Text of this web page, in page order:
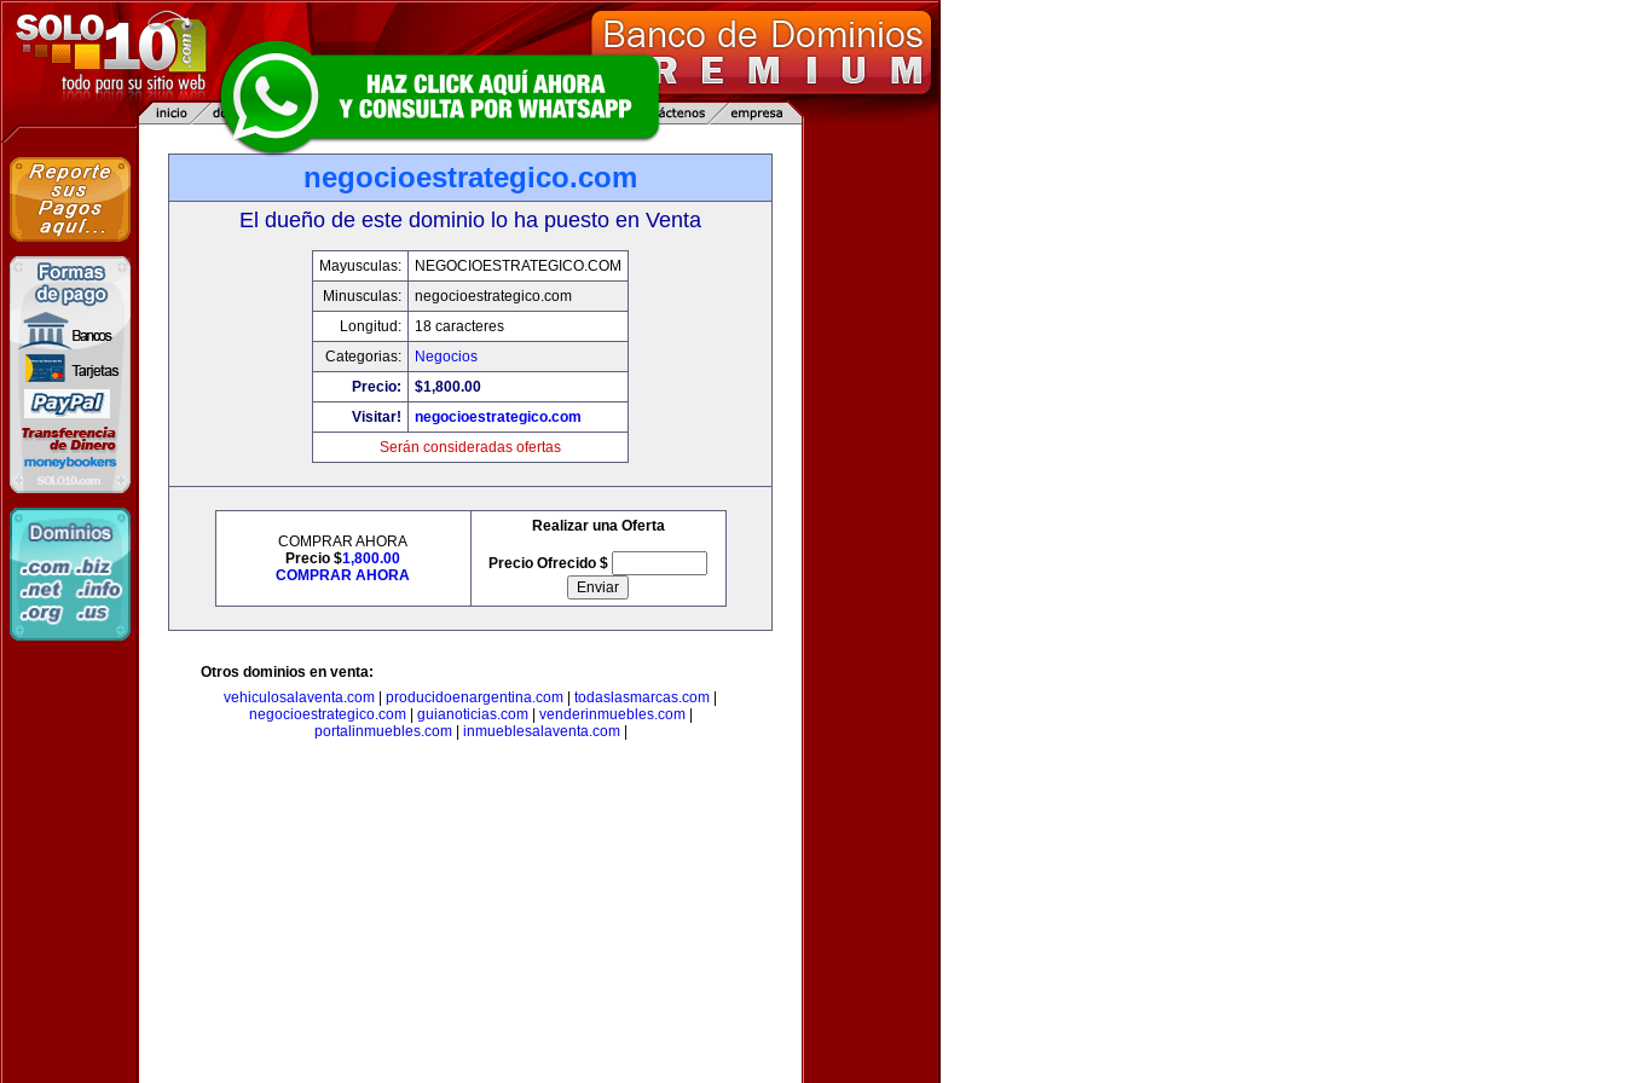
negocioestrategico.com
El dueño de este dominio lo ha puesto en Venta
Mayusculas:
NEGOCIOESTRATEGICO.COM
Minusculas:
negocioestrategico.com
Longitud:
18 caracteres
Categorias:
Negocios
Precio:
$1,800.00
Visitar!
negocioestrategico.com
Serán consideradas ofertas
COMPRAR AHORA
Precio $1,800.00
COMPRAR AHORA
Realizar una Oferta
Precio Ofrecido $
Otros dominios en venta:
vehiculosalaventa.com
producidoenargentina.com todaslasmarcas.com
negocioestrategico.com| guianoticias.com| venderinmuebles.com|
portalinmuebles.com| inmueblesalaventa.com|